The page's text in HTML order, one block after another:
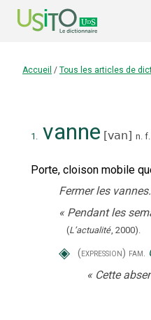
Accueil / Tous les articles de
1. vanne [van] n. f.
Porte, cloison mobile
Fermer les vannes.
« Pendant les
(L’actualité 2000).
◈ (expression) fam.
« Cette